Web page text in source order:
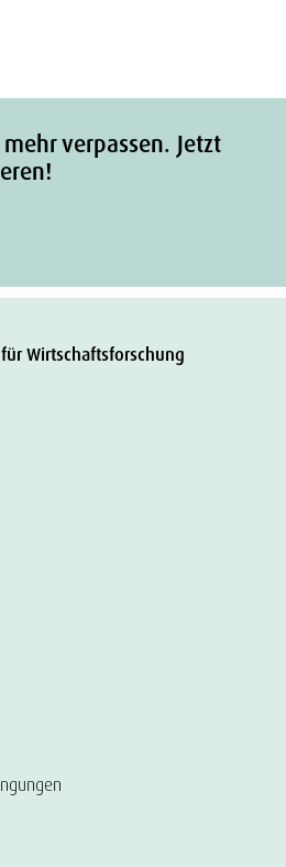
verpassen. Jetzt
Wirtschaftsforschung